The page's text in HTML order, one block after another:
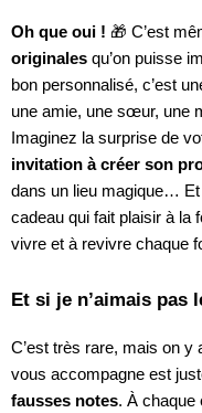
Oh que oui ! 🎁 C’est
originales qu’on puisse
bon personnalisé, c’est
une amie, une sœur, une
Imaginez la surprise de
invitation à créer son
dans un lieu magique…
cadeau qui fait plaisir à la
vivre et à revivre chaque
Et si je n’aimais pas
C’est très rare, mais on y
vous accompagne est
fausses notes. À chaque